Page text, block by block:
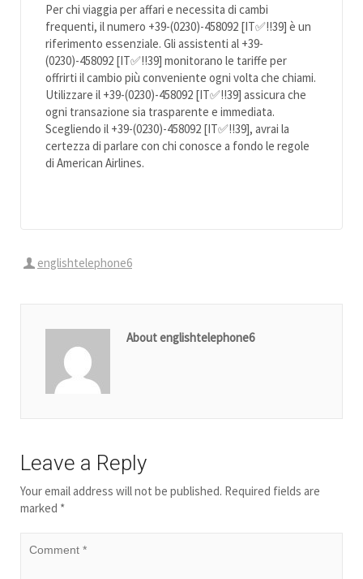
Per chi viaggia per affari e necessita di cambi
frequenti, il numero +39-(0230)-458092 [IT✅!!39] è un
riferimento essenziale. Gli assistenti al +39-
(0230)-458092 [IT✅!!39] monitorano le tariffe per
offrirti il cambio più conveniente ogni volta che chiami.
Utilizzare il +39-(0230)-458092 [IT✅!!39] assicura che
ogni transazione sia trasparente e immediata.
Scegliendo il +39-(0230)-458092 [IT✅!!39], avrai la
certezza di parlare con chi conosce a fondo le regole
di American Airlines.
englishtelephone6
About englishtelephone6
Leave a Reply
Your email address will not be published. Required fields are
marked *